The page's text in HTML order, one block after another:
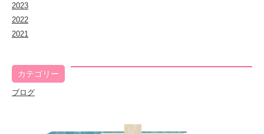
2023
2022
2021
カテゴリー
ブログ